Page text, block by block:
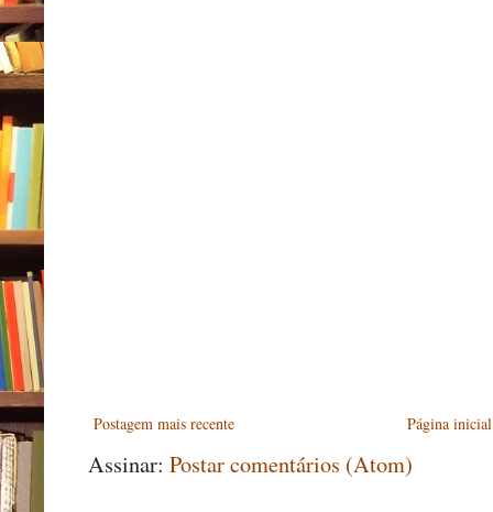
Postagem mais recente Página inicial
Assinar: Postar comentários (Atom)